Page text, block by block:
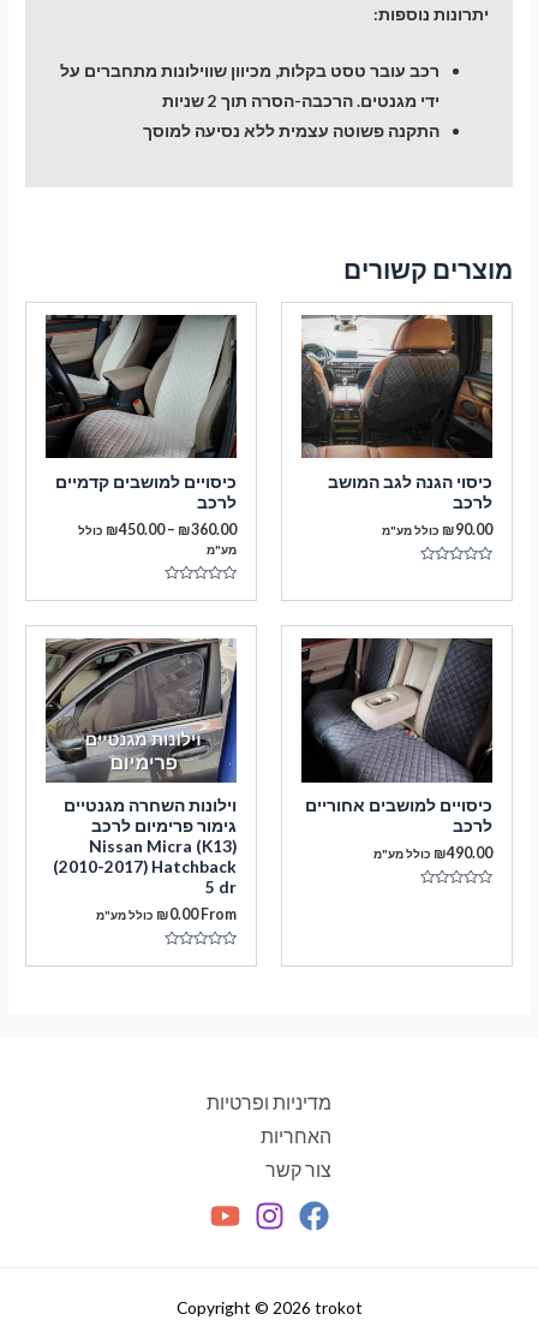
יתרונות נוספות:
רכב עובר טסט בקלות, מכיוון שווילונות מתחברים על
ידי מגנטים. הרכבה-הסרה תוך 2 שניות
התקנה פשוטה עצמית ללא נסיעה למוסך
מוצרים קשורים
כיסוי הגנה לגב המושב
לרכב
₪90.00 כולל מע"מ
מתוך
כיסויים למושבים קדמיים
לרכב
₪360.00
–
₪450.00
טווח
כולל
מע"מ
כיסויים למושבים אחוריים
לרכב
₪490.00 כולל מע"מ
וילונות השחרה מגנטיים
גימור פרימיום לרכב
Nissan Micra (K13)
(2010-2017) Hatchback
5 dr
From
₪0.00 כולל מע"מ
מדיניות ופרטיות
האחריות
צור קשר
Copyright © 2026 trokot